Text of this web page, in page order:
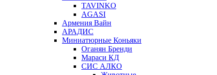
TAVINKO
AGASI
Армения Вайн
АРАДИС
Миниатюрные Коньяки
Оганян Бренди
Мараси КД
СИС АЛКО